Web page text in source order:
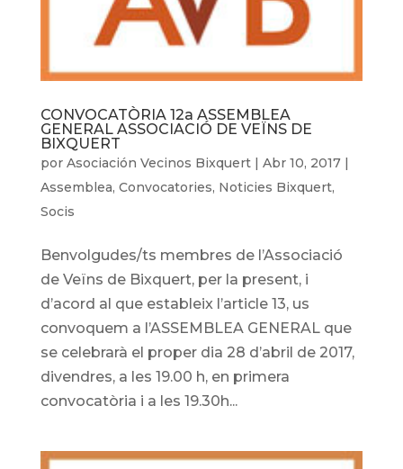
CONVOCATÒRIA 12a ASSEMBLEA
GENERAL ASSOCIACIÓ DE VEÏNS DE
BIXQUERT
por Asociación Vecinos Bixquert| Abr 10, 2017|
Assemblea, Convocatories, Noticies Bixquert,
Socis
Benvolgudes/ts membres de l’Associació
de Veïns de Bixquert, per la present, i
d’acord al que estableix l’article 13, us
convoquem a l’ASSEMBLEA GENERAL que
se celebrarà el proper dia 28 d’abril de 2017,
divendres, a les 19.00 h, en primera
convocatòria i a les 19.30h...